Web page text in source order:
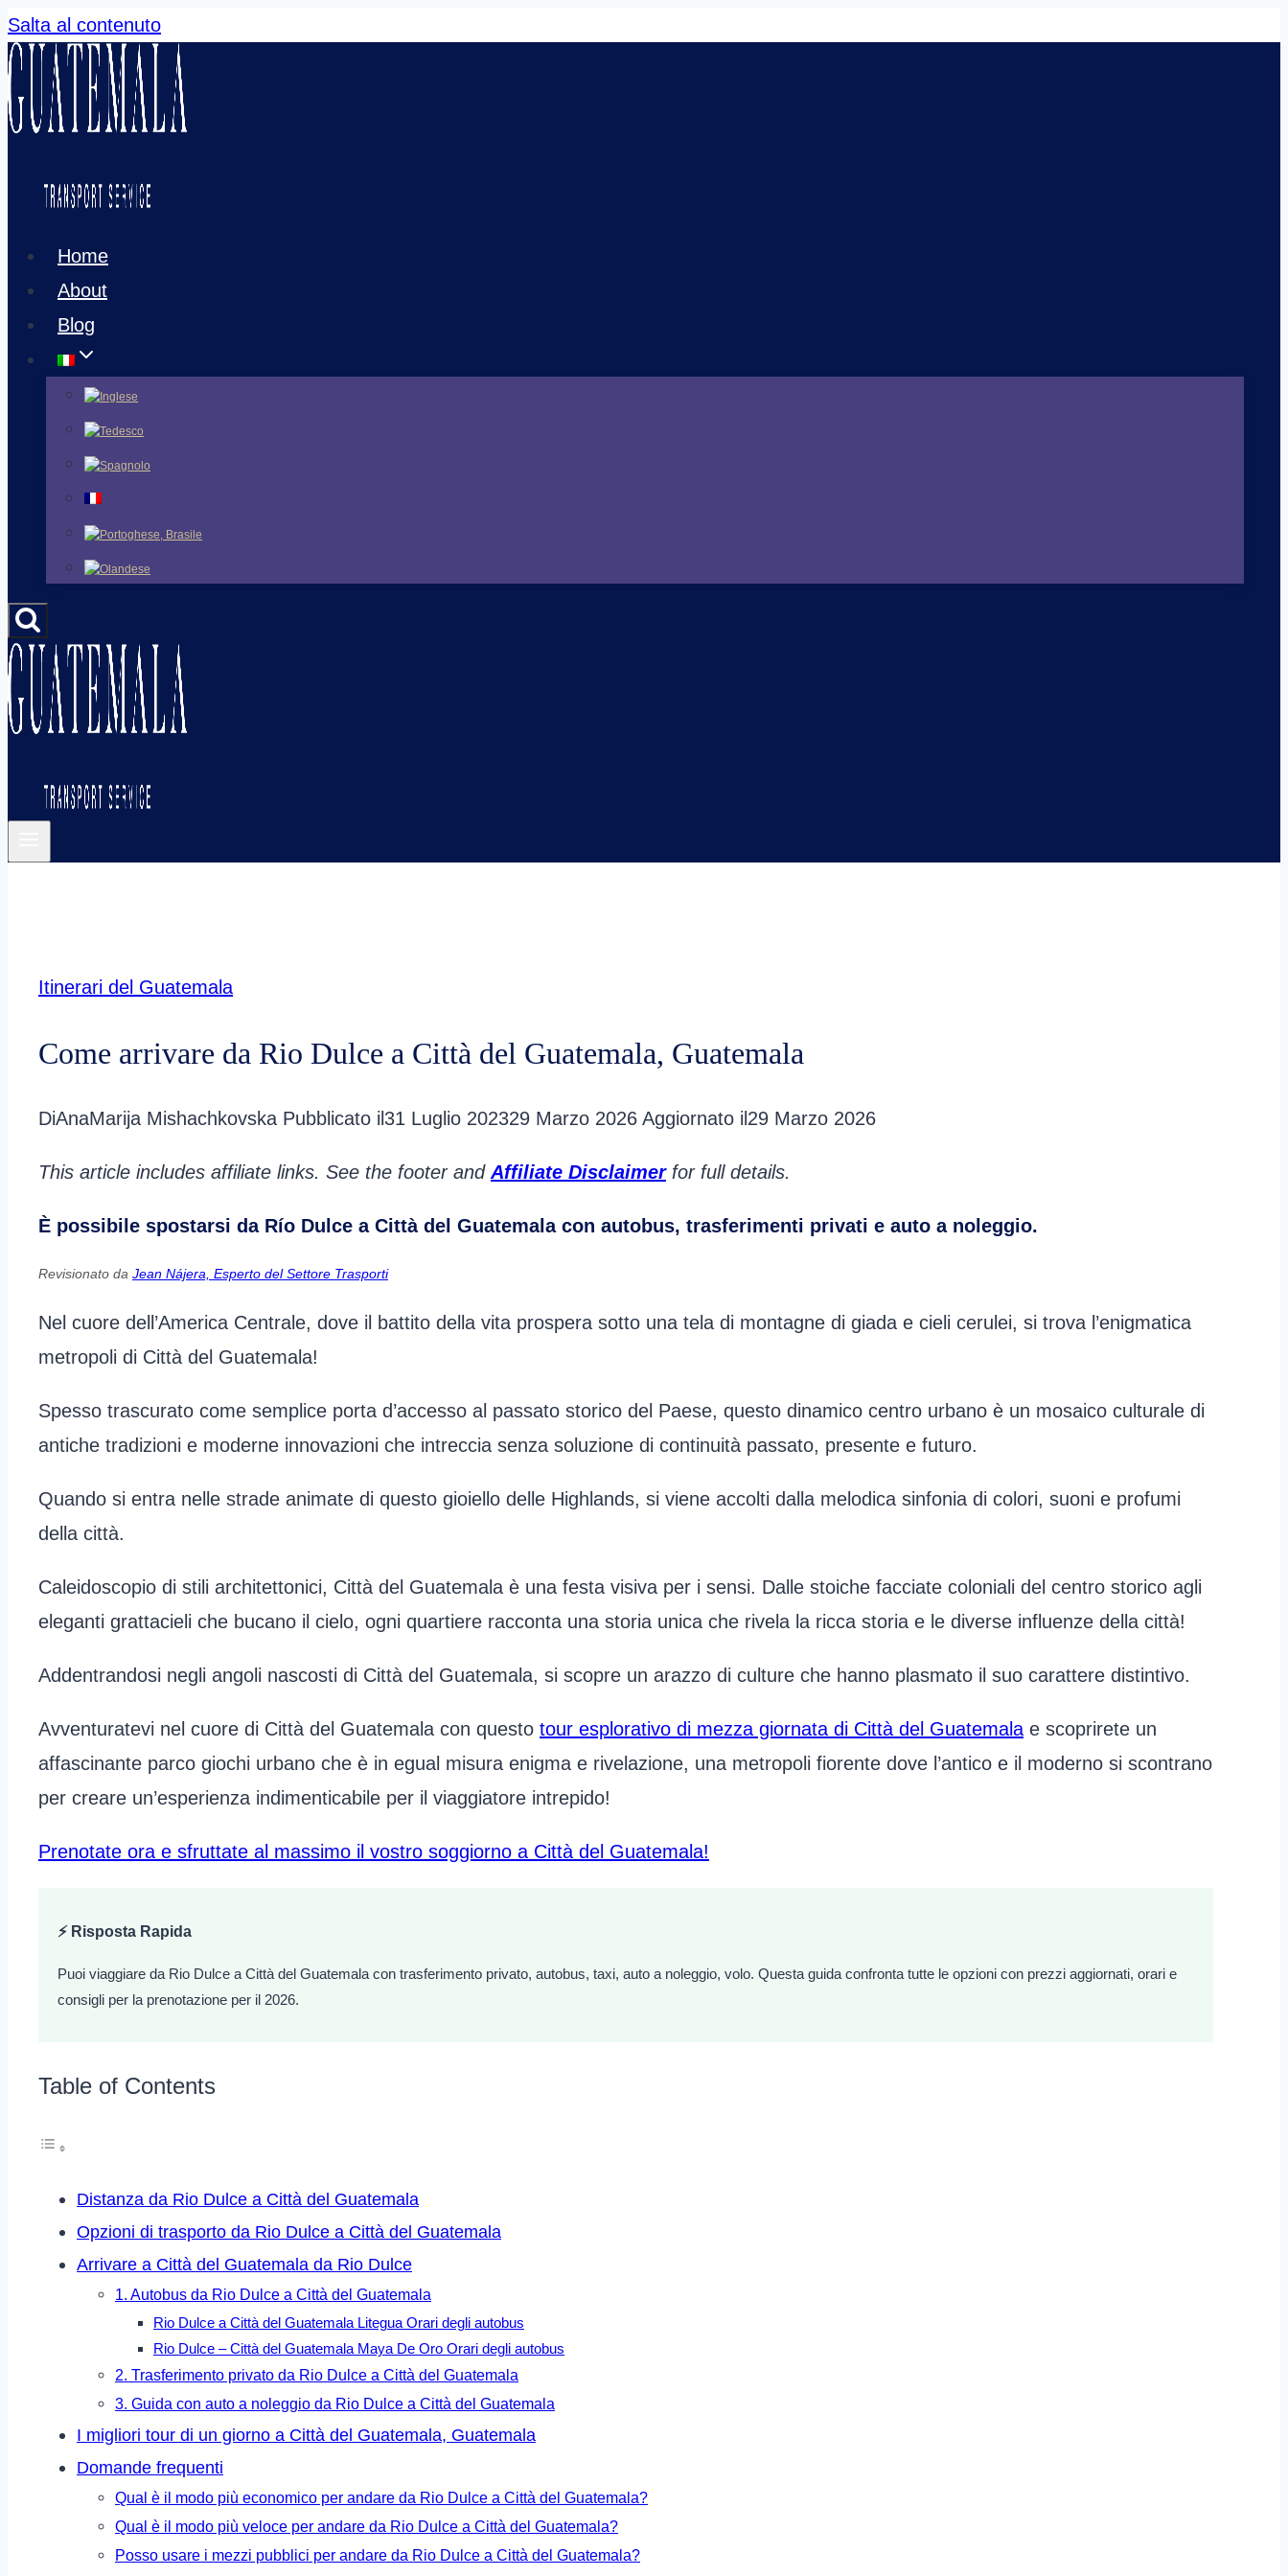
Salta al contenuto
Home
About
Blog
Itinerari del Guatemala
Come arrivare da Rio Dulce a Città del Guatemala, Guatemala
DiAnaMarija Mishachkovska Pubblicato il 31 Luglio 202329 Marzo 2026 Aggiornato il 29 Marzo 2026
This article includes affiliate links. See the footer and Affiliate Disclaimerfor full details.
È possibile spostarsi da Río Dulce a Città del Guatemala con autobus, trasferimenti privati e auto a noleggio.
Revisionato da Jean Nájera, Esperto del Settore Trasporti
Nel cuore dell’America Centrale, dove il battito della vita prospera sotto una tela di montagne di giada e cieli cerulei, si trova l’enigmatica
metropoli di Città del Guatemala!
Spesso trascurato come semplice porta d’accesso al passato storico del Paese, questo dinamico centro urbano è un mosaico culturale di
antiche tradizioni e moderne innovazioni che intreccia senza soluzione di continuità passato, presente e futuro.
Quando si entra nelle strade animate di questo gioiello delle Highlands, si viene accolti dalla melodica sinfonia di colori, suoni e profumi
della città.
Caleidoscopio di stili architettonici, Città del Guatemala è una festa visiva per i sensi. Dalle stoiche facciate coloniali del centro storico agli
eleganti grattacieli che bucano il cielo, ogni quartiere racconta una storia unica che rivela la ricca storia e le diverse influenze della città!
Addentrandosi negli angoli nascosti di Città del Guatemala, si scopre un arazzo di culture che hanno plasmato il suo carattere distintivo.
Avventuratevi nel cuore di Città del Guatemala con questo tour esplorativo di mezza giornata di Città del Guatemala e scoprirete un
affascinante parco giochi urbano che è in egual misura enigma e rivelazione, una metropoli fiorente dove l’antico e il moderno si scontrano
per creare un’esperienza indimenticabile per il viaggiatore intrepido!
Prenotate ora e sfruttate al massimo il vostro soggiorno a Città del Guatemala!
⚡ Risposta Rapida
Puoi viaggiare da Rio Dulce a Città del Guatemala con trasferimento privato, autobus, taxi, auto a noleggio, volo. Questa guida confronta tutte le opzioni con prezzi aggiornati, orari e
consigli per la prenotazione per il 2026.
Table of Contents
Distanza da Rio Dulce a Città del Guatemala
Opzioni di trasporto da Rio Dulce a Città del Guatemala
Arrivare a Città del Guatemala da Rio Dulce
1. Autobus da Rio Dulce a Città del Guatemala
Rio Dulce a Città del Guatemala Litegua Orari degli autobus
Rio Dulce – Città del Guatemala Maya De Oro Orari degli autobus
2. Trasferimento privato da Rio Dulce a Città del Guatemala
3. Guida con auto a noleggio da Rio Dulce a Città del Guatemala
I migliori tour di un giorno a Città del Guatemala, Guatemala
Domande frequenti
Qual è il modo più economico per andare da Rio Dulce a Città del Guatemala?
Qual è il modo più veloce per andare da Rio Dulce a Città del Guatemala?
Posso usare i mezzi pubblici per andare da Rio Dulce a Città del Guatemala?